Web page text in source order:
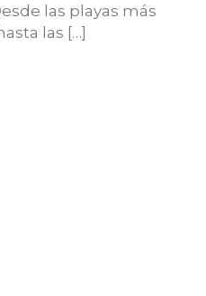
las playas más
las […]